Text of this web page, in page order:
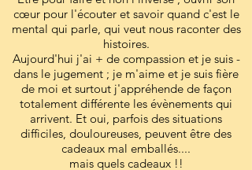
cœur pour l'écouter et savoir quand c'est le
mental qui parle, qui veut nous raconter des
histoires.
Aujourd'hui j'ai + de compassion et je suis -
dans le jugement ; je m'aime et je suis fière
de moi et surtout j'appréhende de façon
totalement différente les évènements qui
arrivent. Et oui, parfois des situations
difficiles, douloureuses, peuvent être des
cadeaux mal emballés....
mais quels cadeaux !!